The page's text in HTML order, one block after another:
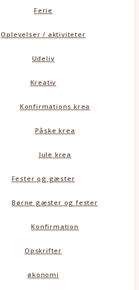
Ferie
Oplevelser / aktiviteter
Udeliv
Kreativ
Konfirmations krea
Påske krea
Jule krea
Fester og gæster
Børne gæster og fester
Konfirmation
Opskrifter
økonomi